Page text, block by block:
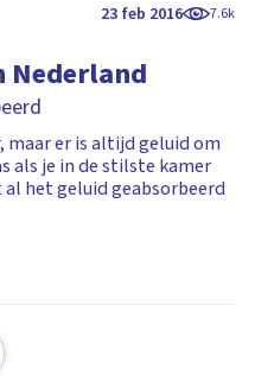
23 feb 2016 7.6k
Nederland
maar er is altijd geluid om
als je in de stilste kamer
het geluid geabsorbeerd